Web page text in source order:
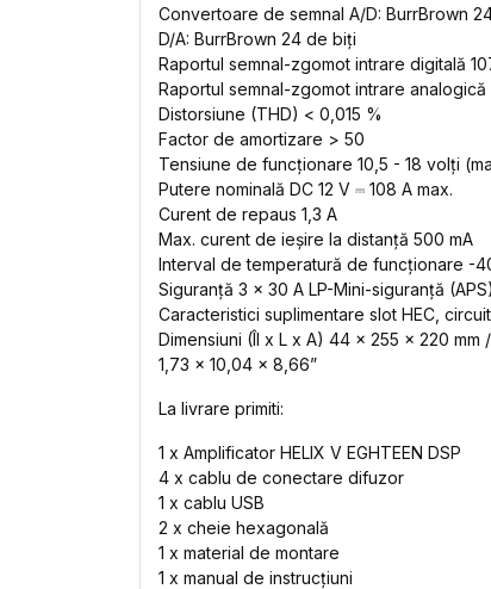
Convertoare de semnal A/D: BurrBrown
D/A: BurrBrown 24 de biți
Raportul semnal-zgomot intrare digitală
Raportul semnal-zgomot intrare
Distorsiune (THD) < 0,015 %
Factor de amortizare > 50
Tensiune de funcționare 10,5 - 18 volți
Putere nominală DC 12 V ⎓ 108 A max.
Curent de repaus 1,3 A
Max. curent de ieșire la distanță 500 mA
Interval de temperatură de funcționare -
Siguranță 3 x 30 A LP-Mini-siguranță (APS)
Caracteristici suplimentare slot HEC,
Dimensiuni (Îl x L x A) 44 x 255 x 220 mm /
1,73 x 10,04 x 8,66”
La livrare primiti:
1 x Amplificator HELIX V EGHTEEN DSP
4 x cablu de conectare difuzor
1 x cablu USB
2 x cheie hexagonală
1 x material de montare
1 x manual de instrucțiuni